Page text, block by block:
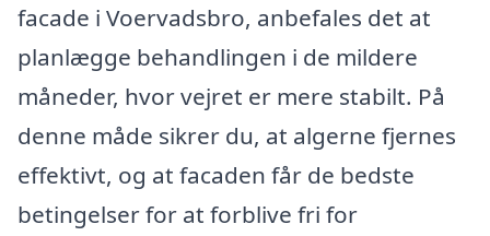
facade i Voervadsbro, anbefales det at
planlægge behandlingen i de mildere
måneder, hvor vejret er mere stabilt. På
denne måde sikrer du, at algerne fjernes
effektivt, og at facaden får de bedste
betingelser for at forblive fri for